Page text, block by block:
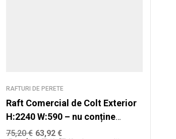
RAFTURI DE PERETE
Raft Comercial de Colt Exterior
H:2240 W:590 – nu conține
capătul de raft
75,20€ 63,92 €